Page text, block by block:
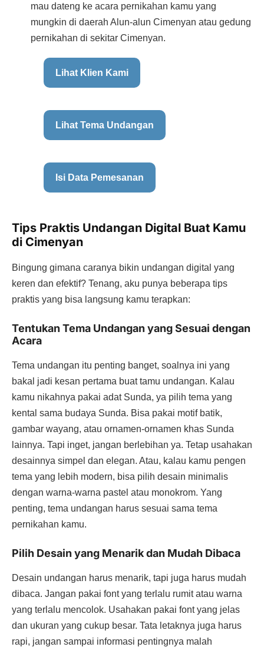
mau dateng ke acara pernikahan kamu yang
mungkin di daerah Alun-alun Cimenyan atau gedung
pernikahan di sekitar Cimenyan.
Lihat Klien Kami
Lihat Tema Undangan
Isi Data Pemesanan
Tips Praktis Undangan Digital Buat Kamu
di Cimenyan
Bingung gimana caranya bikin undangan digital yang
keren dan efektif? Tenang, aku punya beberapa tips
praktis yang bisa langsung kamu terapkan:
Tentukan Tema Undangan yang Sesuai dengan
Acara
Tema undangan itu penting banget, soalnya ini yang
bakal jadi kesan pertama buat tamu undangan. Kalau
kamu nikahnya pakai adat Sunda, ya pilih tema yang
kental sama budaya Sunda. Bisa pakai motif batik,
gambar wayang, atau ornamen-ornamen khas Sunda
lainnya. Tapi inget, jangan berlebihan ya. Tetap usahakan
desainnya simpel dan elegan. Atau, kalau kamu pengen
tema yang lebih modern, bisa pilih desain minimalis
dengan warna-warna pastel atau monokrom. Yang
penting, tema undangan harus sesuai sama tema
pernikahan kamu.
Pilih Desain yang Menarik dan Mudah Dibaca
Desain undangan harus menarik, tapi juga harus mudah
dibaca. Jangan pakai font yang terlalu rumit atau warna
yang terlalu mencolok. Usahakan pakai font yang jelas
dan ukuran yang cukup besar. Tata letaknya juga harus
rapi, jangan sampai informasi pentingnya malah